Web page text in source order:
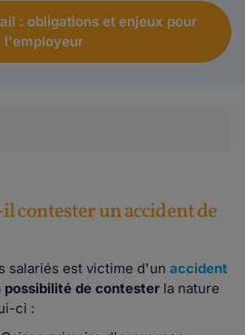
: obligations et enjeux pour
l'employeur
contester un accident de
salariés est victime d'un accident
possibilité de contester la nature
ci :